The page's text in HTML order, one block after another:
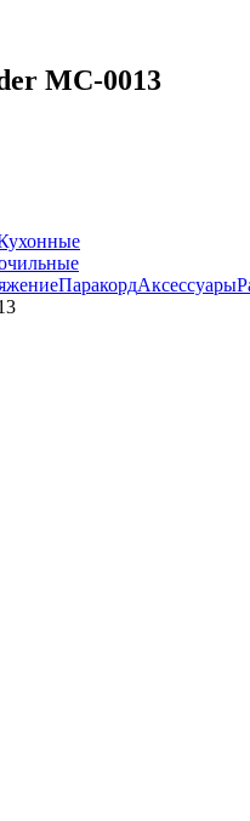
MC-0013
ПаракордАксессуары